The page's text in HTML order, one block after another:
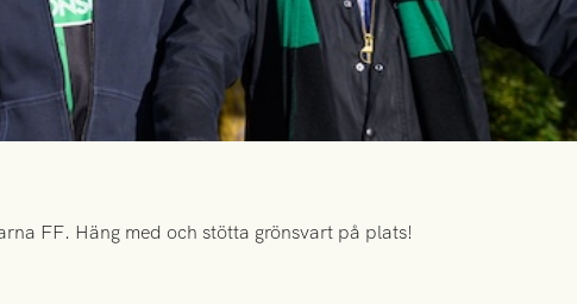
FF. Häng med och stötta grönsvart på plats!